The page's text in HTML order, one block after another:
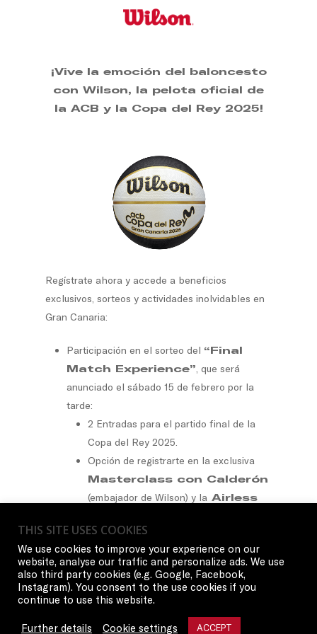
¡Vive la emoción del baloncesto
con Wilson, la pelota oficial de
la ACB y la Copa del Rey 2025!
Regístrate ahora y accede a beneficios
exclusivos, sorteos y actividades inolvidables en
Gran Canaria:
Participación en el sorteo del “Final
Match Experience”, que será
anunciado el sábado 15 de febrero por la
tarde:
2 Entradas para el partido final de la
Copa del Rey 2025.
Opción de registrarte en la exclusiva
Masterclass con Calderón
(embajador de Wilson) y la Airless
Opción de registrarte en la exclusiva
Masterclass con
Influencers.
Acceso garantizadoa las
Masterclass para los primeros registrados.
THIS SITE USES COOKIES
We use cookies to improve your experience on our
website, analyse our traffic and personalize ads. We use
also third party cookies (e.g. Google, Facebook,
Instagram). You consent to the use cookies if you
continue to use this website.
Further details Cookie settings ACCEPT